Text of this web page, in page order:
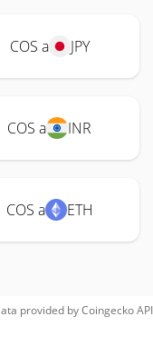
COS a JPY
COS a INR
COS a ETH
provided byCoingeckoAPI